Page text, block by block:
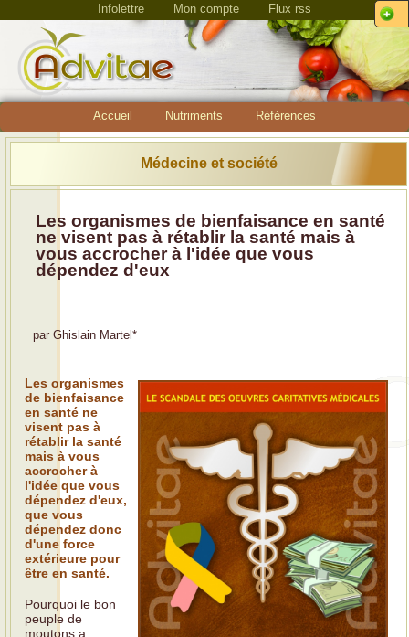
Infolettre Mon compte Flux rss
Accueil Nutriments Références
Médecine et société
Les organismes de bienfaisance en santé
ne visent pas à rétablir la santé mais à
vous accrocher à l'idée que vous
dépendez d'eux
par Ghislain Martel *
Les organismes
de bienfaisance
en santé ne
visent pas à
rétablir la santé
mais à vous
accrocher à
l'idée que vous
dépendez d'eux,
que vous
dépendez donc
d'une force
extérieure pour
être en santé.
Pourquoi le bon
peuple de
moutons a